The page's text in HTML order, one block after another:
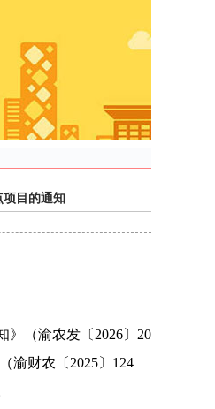
目的通知
》（渝农发〔 2026〕 20
渝财农〔 2025〕 124